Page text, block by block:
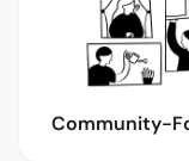
Community-